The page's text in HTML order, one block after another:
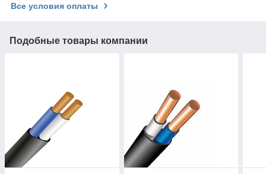
Все условия оплаты
Подобные товары компании